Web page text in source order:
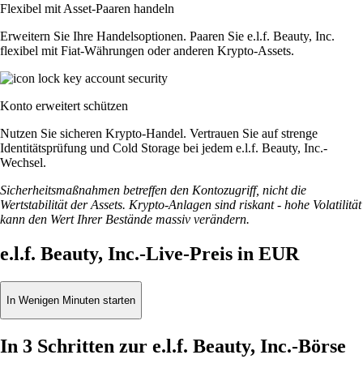
Flexibel mit Asset-Paaren handeln
Erweitern Sie Ihre Handelsoptionen. Paaren Sie e.l.f. Beauty, Inc.
flexibel mit Fiat-Währungen oder anderen Krypto-Assets.
Konto erweitert schützen
Nutzen Sie sicheren Krypto-Handel. Vertrauen Sie auf strenge
Identitätsprüfung und Cold Storage bei jedem e.l.f. Beauty, Inc.-
Wechsel.
Sicherheitsmaßnahmen betreffen den Kontozugriff, nicht die
Wertstabilität der Assets. Krypto-Anlagen sind riskant - hohe Volatilität
kann den Wert Ihrer Bestände massiv verändern.
e.l.f. Beauty, Inc.-Live-Preis in EUR
In Wenigen Minuten starten
In 3 Schritten zur e.l.f. Beauty, Inc.-Börse